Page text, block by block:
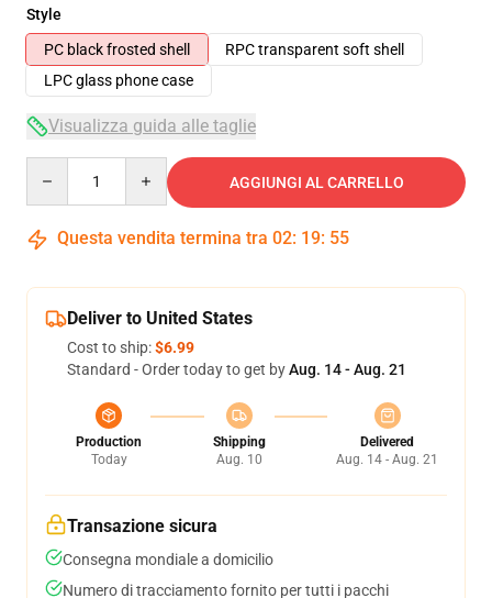
Style
PC black frosted shell
RPC transparent soft shell
LPC glass phone case
Visualizza guida alle taglie
AGGIUNGI AL CARRELLO
Questa vendita termina tra 02: 19: 54
Deliver to United States
Cost to ship:$6.99
Standard - Order today to get byAug. 14 - Aug. 21
Production
Today
Shipping
Aug. 10
Delivered
Aug. 14 - Aug. 21
Transazione sicura
Consegna mondiale a domicilio
Numero di tracciamento fornito per tutti i pacchi